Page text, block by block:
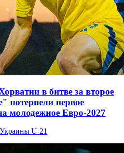
в битве за второе
потерпели первое
молодежное Евро-2027
U-21